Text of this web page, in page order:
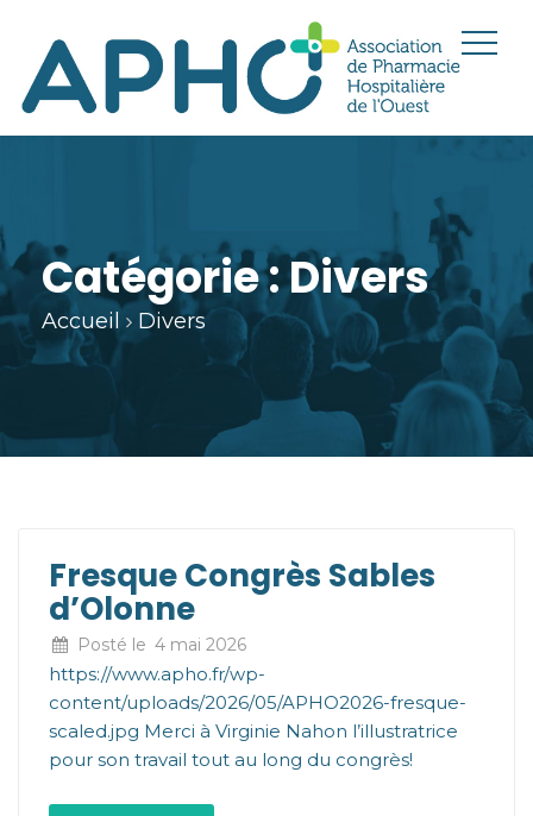
Catégorie :Divers
Accueil Divers
Fresque Congrès Sables
d’Olonne
Posté le 4 mai 2026
https://www.apho.fr/wp-
content/uploads/2026/05/APHO2026-fresque-
scaled.jpg Merci à Virginie Nahon l’illustratrice
pour son travail tout au long du congrès!